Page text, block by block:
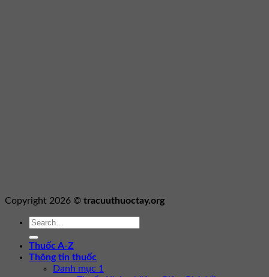
Copyright 2026 © tracuuthuoctay.org
Thuốc A-Z
Thông tin thuốc
Danh mục 1